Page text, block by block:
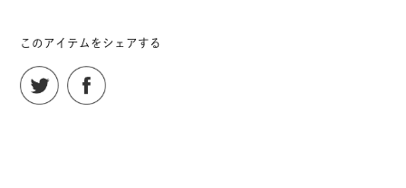
このアイテムをシェアする